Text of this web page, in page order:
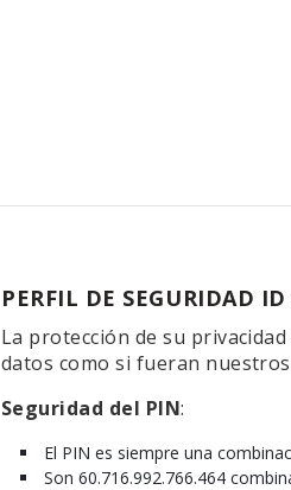
PERFIL DE SEGURIDAD
La protección de su
datos como si fueran
Seguridad del PIN:
El PIN es siempre una
Son 60.716.992.766.464